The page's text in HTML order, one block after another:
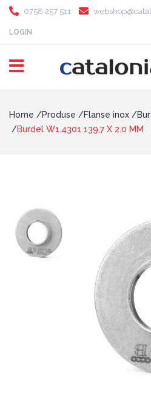
0758 257 511
LOGIN
Home Produse Flanse inox
Burdel W1.4301 139,7 X 2.0 MM